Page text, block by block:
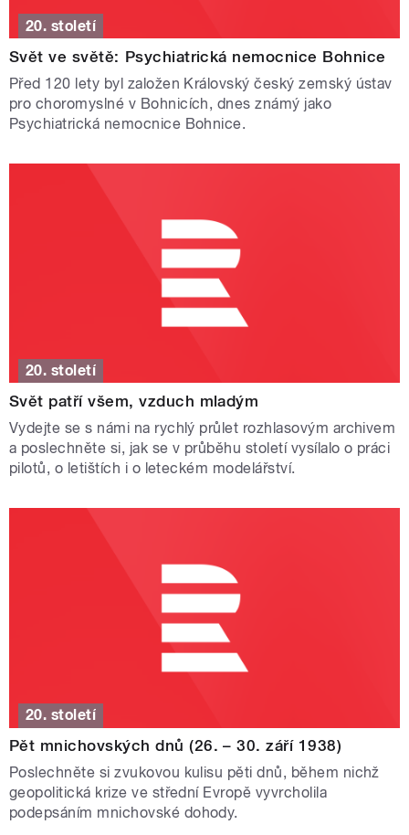
20. století
Svět ve světě:⁠ Psychiatrická nemocnice Bohnice
Před 120 lety byl založen Královský český zemský ústav
pro choromyslné v Bohnicích, dnes známý jako
Psychiatrická nemocnice Bohnice.
20. století
Svět patří všem, vzduch mladým
Vydejte se s námi na rychlý průlet rozhlasovým archivem
a poslechněte si, jak se v průběhu století vysílalo o práci
pilotů, o letištích i o leteckém modelářství.
20. století
Pět mnichovských dnů (26. – 30. září 1938)
Poslechněte si zvukovou kulisu pěti dnů, během nichž
geopolitická krize ve střední Evropě vyvrcholila
podepsáním mnichovské dohody.